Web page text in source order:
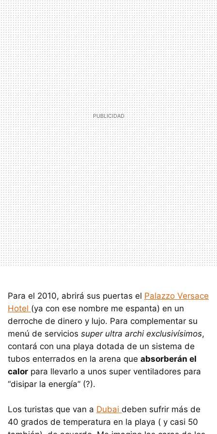
Para el 2010, abrirá sus puertas el Palazzo Versace
Hotel (ya con ese nombre me espanta) en un
derroche de dinero y lujo. Para complementar su
menú de servicios super ultra archi exclusivísimos,
contará con una playa dotada de un sistema de
tubos enterrados en la arena que absorberán el
calor para llevarlo a unos super ventiladores para
“disipar la energía” (?).
Los turistas que van a Dubai deben sufrir más de
40 grados de temperatura en la playa ( y casi 50